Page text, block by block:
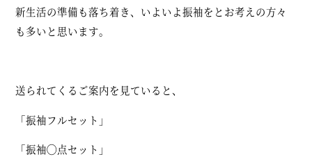
新生活の準備も落ち着き、いよいよ振袖をとお考えの方々
も多いと思います。
送られてくるご案内を見ていると、
「振袖フルセット」
「振袖◯点セット」